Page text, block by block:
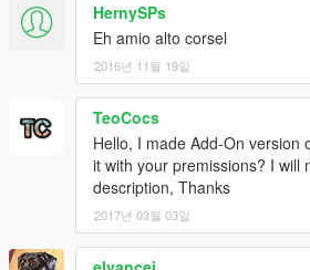
HernySPs
Eh amio alto corsel
2016년 11월 19일
TeoCocs
Hello, I made Add-On version
it with your premissions? I will
description, Thanks
2017년 03월 03일